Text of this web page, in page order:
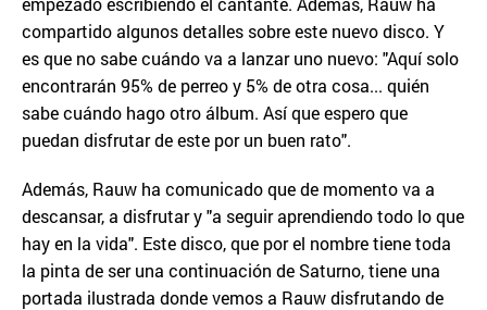
compartido algunos detalles sobre este nuevo disco. Y
es que no sabe cuándo va a lanzar uno nuevo: "Aquí solo
encontrarán 95% de perreo y 5% de otra cosa... quién
sabe cuándo hago otro álbum. Así que espero que
puedan disfrutar de este por un buen rato".
Además, Rauw ha comunicado que de momento va a
descansar, a disfrutar y "a seguir aprendiendo todo lo que
hay en la vida". Este disco, que por el nombre tiene toda
la pinta de ser una continuación de Saturno, tiene una
portada ilustrada donde vemos a Rauw disfrutando de